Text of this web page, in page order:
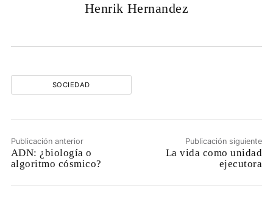
Henrik Hernandez
SOCIEDAD
Publicación anterior
ADN: ¿biología o
algoritmo cósmico?
Publicación siguiente
La vida como unidad
ejecutora